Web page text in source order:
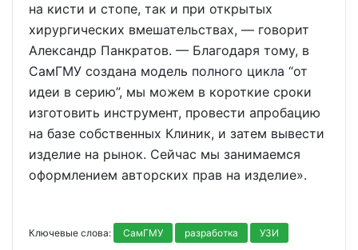
на кисти и стопе, так и при открытых
хирургических вмешательствах, — говорит
Александр Панкратов. — Благодаря тому, в
СамГМУ создана модель полного цикла “от
идеи в серию”, мы можем в короткие сроки
изготовить инструмент, провести апробацию
на базе собственных Клиник, и затем вывести
изделие на рынок. Сейчас мы занимаемся
оформлением авторских прав на изделие».
Ключевые слова: СамГМУ разработка УЗИ